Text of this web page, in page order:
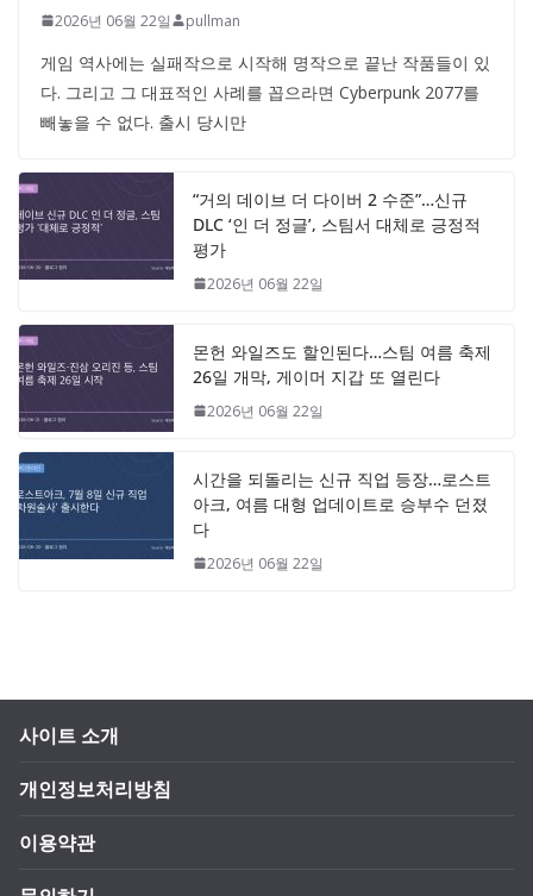
2026년 06월 22일 pullman
게임 역사에는 실패작으로 시작해 명작으로 끝난 작품들이 있
다. 그리고 그 대표적인 사례를 꼽으라면 Cyberpunk 2077를
빼놓을 수 없다. 출시 당시만
“거의 데이브 더 다이버 2 수준”…신규
DLC ‘인 더 정글’, 스팀서 대체로 긍정적
평가
2026년 06월 22일
몬헌 와일즈도 할인된다…스팀 여름 축제
26일 개막, 게이머 지갑 또 열린다
2026년 06월 22일
시간을 되돌리는 신규 직업 등장…로스트
아크, 여름 대형 업데이트로 승부수 던졌
다
2026년 06월 22일
사이트 소개
개인정보처리방침
이용약관